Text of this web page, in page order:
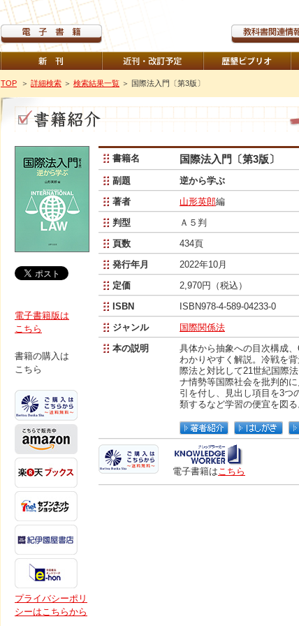
TOP ＞ 詳細検索 ＞ 検索結果一覧 ＞ 国際法入門〔第3版〕
電子書籍版は
こちら
書籍の購入は
こちら
プライバシーポリ
シーはこちらから
書籍名 国際法入門〔第3版〕
副題
逆から学ぶ
著者
山形英郎編
判型
Ａ５判
頁数
434頁
発行年月
2022年10月
定価
2,970円（税込）
ISBN
ISBN978-4-589-04233-0
ジャンル
国際関係法
本の説明
具体から抽象への目次構成
わかりやすく解説。冷戦を
際法と対比して21世紀国際
ナ情勢等国際社会を批判的
引を付し、見出し項目を3つ
類するなど学習の便宜を図る
電子書籍はこちら